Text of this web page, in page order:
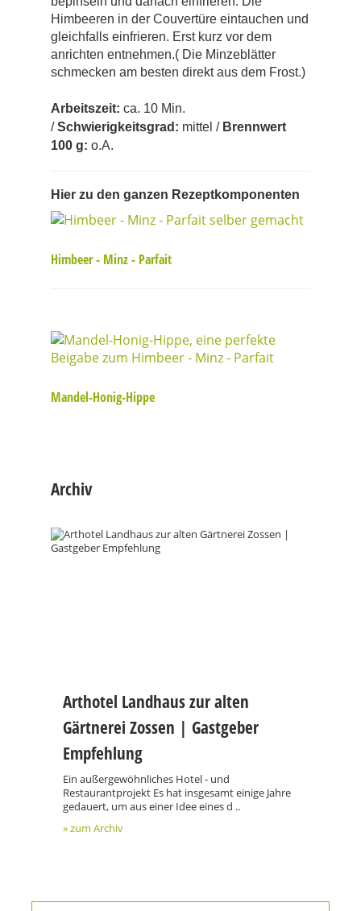
Himbeeren in der Couvertüre eintauchen und
gleichfalls einfrieren. Erst kurz vor dem
anrichten entnehmen.( Die Minzeblätter
schmecken am besten direkt aus dem Frost.)
Arbeitszeit: ca. 10 Min.
/Schwierigkeitsgrad: mittel / Brennwert
100 g: o.A.
Hier zu den ganzen Rezeptkomponenten
Himbeer - Minz - Parfait
Mandel-Honig-Hippe
Archiv
Arthotel Landhaus zur alten
Gärtnerei Zossen | Gastgeber
Empfehlung
Ein außergewöhnliches Hotel - und
Restaurantprojekt Es hat insgesamt einige Jahre
gedauert, um aus einer Idee eines d ..
» zum Archiv